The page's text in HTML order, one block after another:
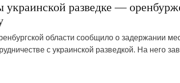
украинской разведке —
области сообщило о задержании
с украинской разведкой. На него